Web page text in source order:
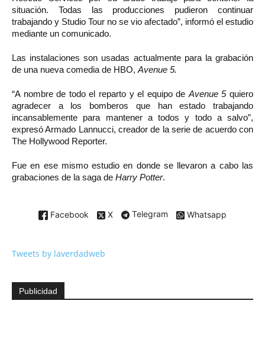
situación. Todas las producciones pudieron continuar
trabajando y Studio Tour no se vio afectado”, informó el estudio
mediante un comunicado.
Las instalaciones son usadas actualmente para la grabación
de una nueva comedia de HBO, Avenue 5.
“A nombre de todo el reparto y el equipo de Avenue 5quiero
agradecer a los bomberos que han estado trabajando
incansablemente para mantener a todos y todo a salvo”,
expresó Armado Lannucci, creador de la serie de acuerdo con
The Hollywood Reporter.
Fue en ese mismo estudio en donde se llevaron a cabo las
grabaciones de la saga de Harry Potter.
Facebook X Telegram Whatsapp
Tweets by laverdadweb
Publicidad